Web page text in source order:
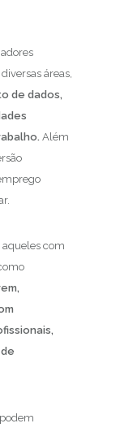
áreas,
de dados,
Além
com